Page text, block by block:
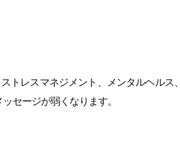
トレスマネジメント、メンタルヘルス
セージが弱くなります。